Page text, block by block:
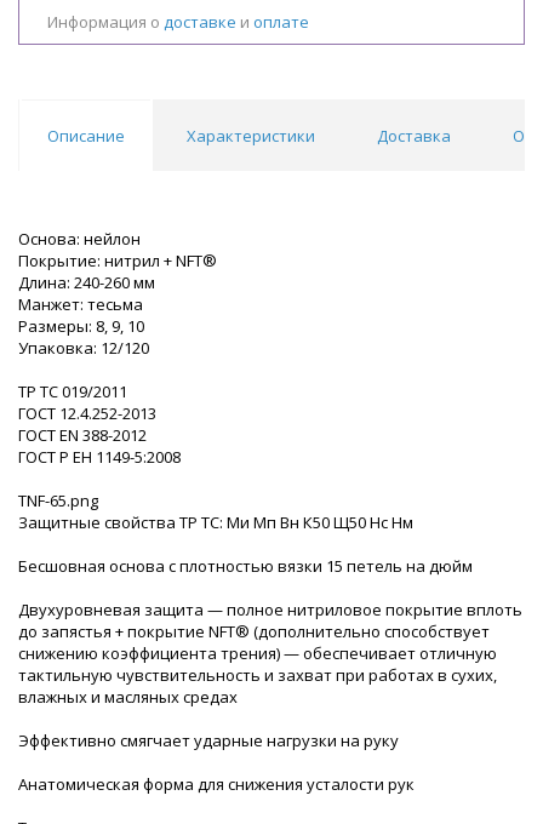
Информация о доставке и оплате
Описание Характеристики Доставка
Основа: нейлон
Покрытие: нитрил + NFT®
Длина: 240-260 мм
Манжет: тесьма
Размеры: 8, 9, 10
Упаковка: 12/120
ТР ТС 019/2011
ГОСТ 12.4.252-2013
ГОСТ EN 388-2012
ГОСТ Р ЕН 1149-5:2008
TNF-65.png
Защитные свойства ТР ТС: Ми Мп Вн К50 Щ50 Нс Нм
Бесшовная основа с плотностью вязки 15 петель на дюйм
Двухуровневая защита — полное нитриловое покрытие вплоть
до запястья + покрытие NFT® (дополнительно способствует
снижению коэффициента трения) — обеспечивает отличную
тактильную чувствительность и захват при работах в сухих,
влажных и масляных средах
Эффективно смягчает ударные нагрузки на руку
Анатомическая форма для снижения усталости рук